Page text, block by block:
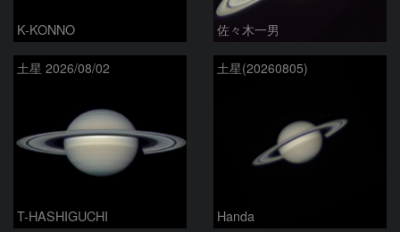
K-KONNO 佐々木一男
土星 2026/08/02
T-HASHIGUCHI
土星(20260805)
Handa